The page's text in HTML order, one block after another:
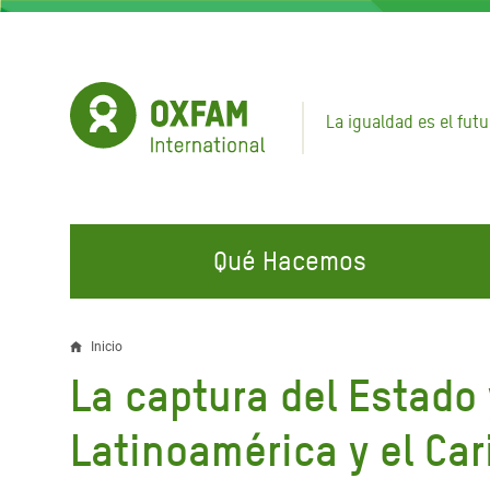
Pasar
La igualdad es el
Qué Hacemos
EN QUÉ TRABAJAMOS
Agua y Servicios de
Saneamiento
Alimentación, Crisis Climática,
Gaza
ÚNETE A NUESTRAS CAMPAÑAS
Climate Justice
Hands Off Our Spaces
Únete a Nuestra Comunidad para
enlaces
de
Inicio
La captura del
Latinoamérica y el